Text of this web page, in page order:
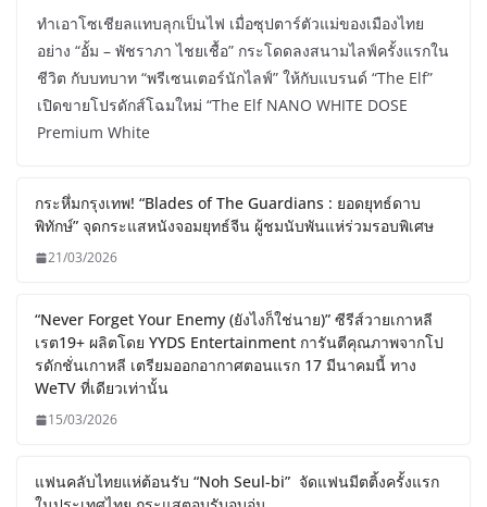
ทำเอาโซเชียลแทบลุกเป็นไฟ เมื่อซุปตาร์ตัวแม่ของเมืองไทย
อย่าง “อั้ม – พัชราภา ไชยเชื้อ” กระโดดลงสนามไลฟ์ครั้งแรกใน
ชีวิต กับบทบาท “พรีเซนเตอร์นักไลฟ์” ให้กับแบรนด์ “The Elf”
เปิดขายโปรดักส์โฉมใหม่ “The Elf NANO WHITE DOSE
Premium White
กระหึ่มกรุงเทพ! “Blades of The Guardians : ยอดยุทธ์ดาบ
พิทักษ์” จุดกระแสหนังจอมยุทธ์จีน ผู้ชมนับพันแห่ร่วมรอบพิเศษ
21/03/2026
“Never Forget Your Enemy (ยังไงก็ใช่นาย)” ซีรีส์วายเกาหลี
เรต19+ ผลิตโดย YYDS Entertainment การันตีคุณภาพจากโป
รดักชั่นเกาหลี เตรียมออกอากาศตอนแรก 17 มีนาคมนี้ ทาง
WeTV ที่เดียวเท่านั้น
15/03/2026
แฟนคลับไทยแห่ต้อนรับ “Noh Seul-bi” จัดแฟนมีตติ้งครั้งแรก